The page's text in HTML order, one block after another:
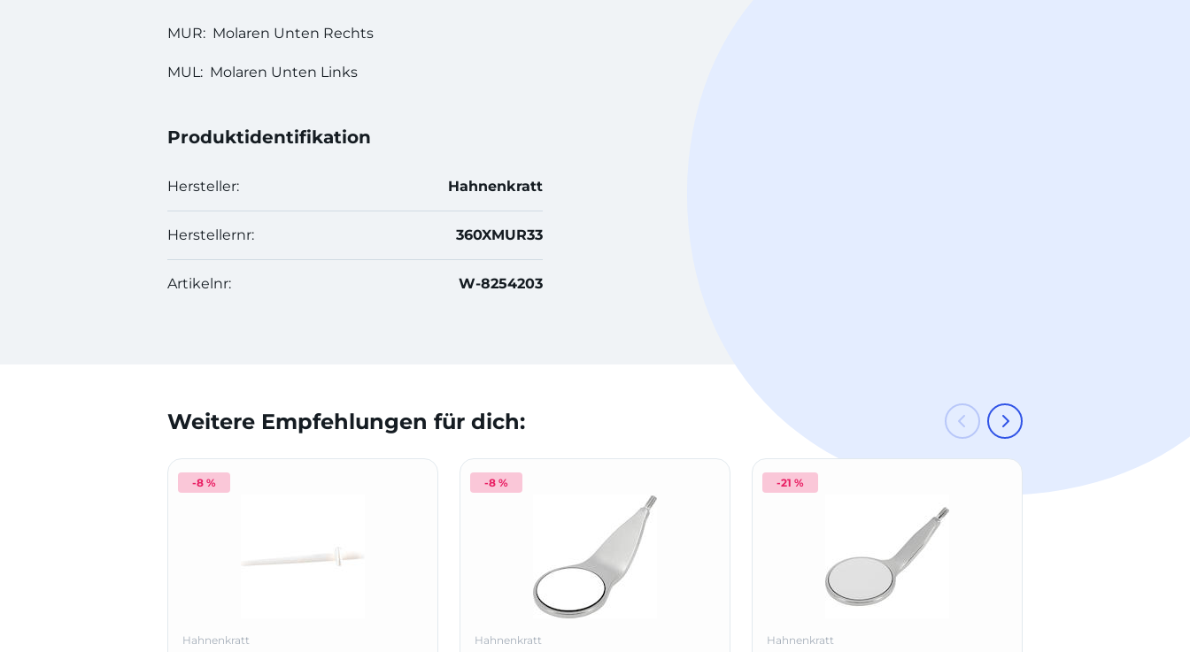
MUR: Molaren Unten Rechts
MUL: Molaren Unten Links
Produktidentifikation
Hersteller: Hahnenkratt
Herstellernr: 360XMUR33
Artikelnr: W-8254203
Weitere Empfehlungen für dich:
-8 %
Hahnenkratt
-8 %
Hahnenkratt
-21 %
Hahnenkratt
-6 %